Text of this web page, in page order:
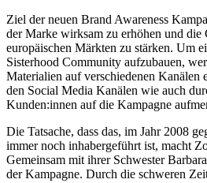
Ziel der neuen Brand Awareness
der Marke wirksam zu erhöhen und die
europäischen Märkten zu stärken. Um
Sisterhood Community aufzubauen,
Materialien auf verschiedenen Kanälen
den Social Media Kanälen wie auch
Kunden:innen auf die Kampagne
Die Tatsache, dass das, im Jahr 2008
immer noch inhabergeführt ist, macht
Gemeinsam mit ihrer Schwester
der Kampagne. Durch die schweren